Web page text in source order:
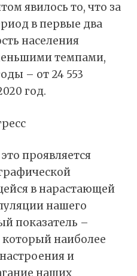
явилось то, что за
в первые два
населения
темпами,
– от 24 553
год.
проявляется
в нарастающей
нашего
показатель –
который наиболее
и
наших